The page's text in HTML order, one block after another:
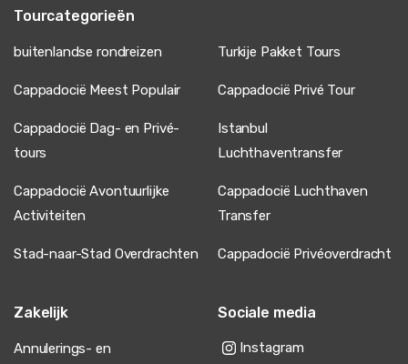
Tourcategorieën
buitenlandse rondreizen Turkije Pakket Tours
Cappadocië Meest Populair Cappadocië Privé Tour
Cappadocië Dag- en Privé-
tours
Istanbul
Luchthaventransfer
Cappadocië Avontuurlijke
Activiteiten
Cappadocië Luchthaven
Transfer
Stad-naar-Stad Overdrachten Cappadocië Privéoverdracht
Zakelijk
Annulerings- en
Sociale media
Instagram